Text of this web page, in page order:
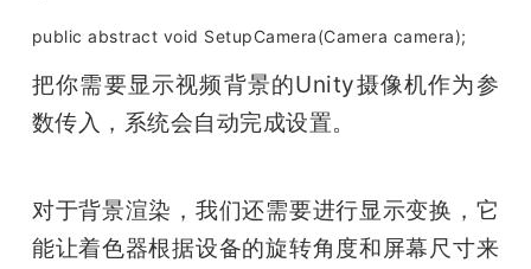
public abstract void SetupCamera(Camera camera);
把你需要显示视频背景的Unity摄像机作为参
数传入，系统会自动完成设置。
对于背景渲染，我们还需要进行显示变换，它
能让着色器根据设备的旋转角度和屏幕尺寸来